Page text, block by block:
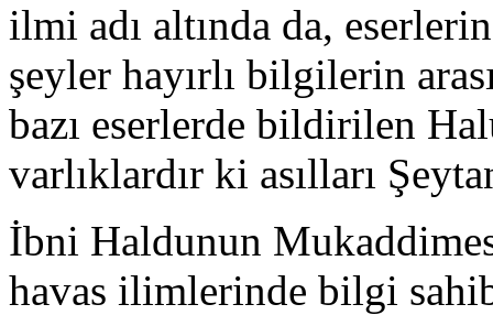
ilmi adı altında da,
şeyler hayırlı bilgilerin
bazı eserlerde bildirilen
varlıklardır ki asılları
İbni Haldunun
havas ilimlerinde bilgi